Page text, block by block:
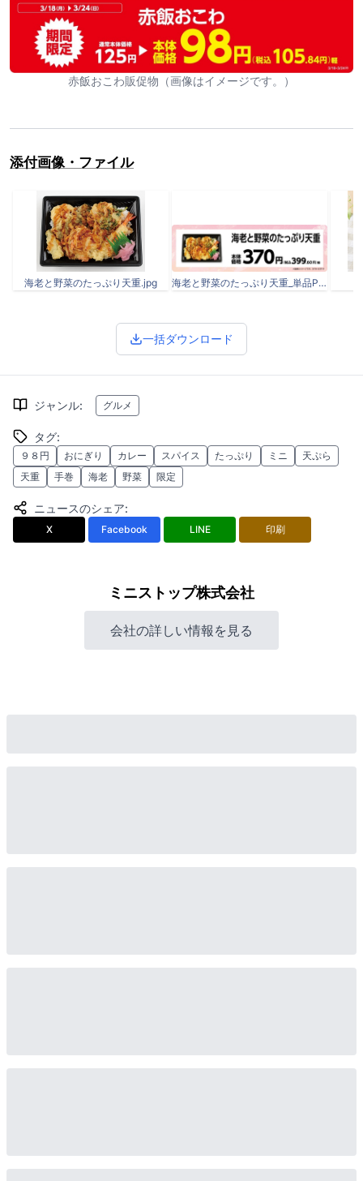
赤飯おこわ販促物（画像はイメージです。）
添付画像・ファイル
海老と野菜のたっぷり天重.jpg 海老と野菜のたっぷり天重_単品POP.jpg
一括ダウンロード
ジャンル: グルメ
タグ:
９８円 おにぎり カレー スパイス たっぷり ミニ
天ぷら
天重
手巻 海老 野菜 限定
ニュースのシェア:
X Facebook LINE 印刷
ミニストップ株式会社
会社の詳しい情報を見る